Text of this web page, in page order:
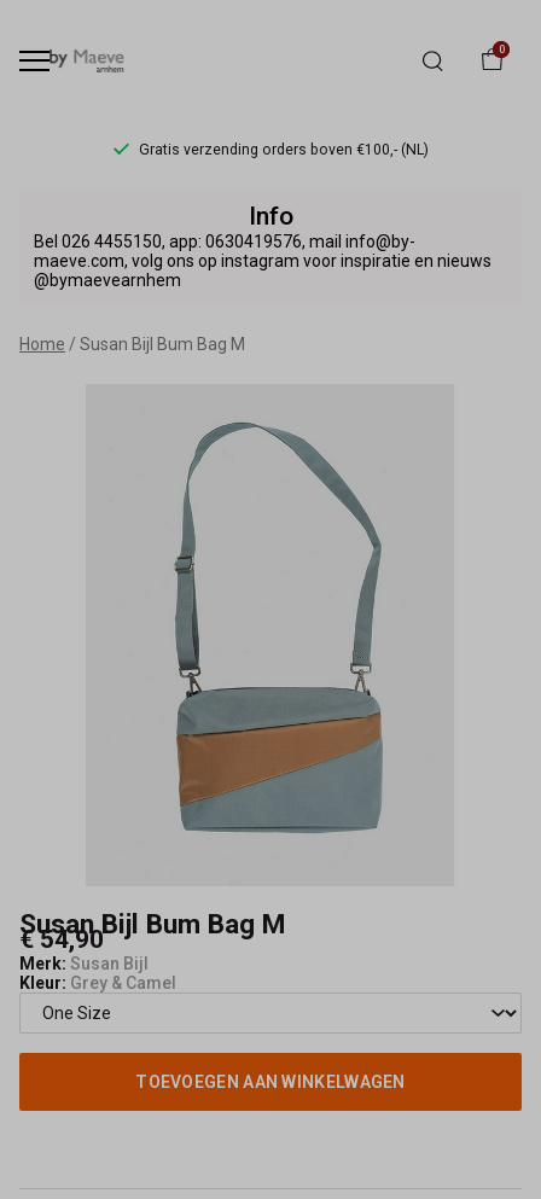
0
Gratis verzending orders boven €100,- (NL)
Bijl
Bum
Bag
Info
Bel 026 4455150, app: 0630419576, mail info@by-
maeve.com, volg ons op instagram voor inspiratie en nieuws
@bymaevearnhem
Home Susan Bijl Bum Bag M
Susan Bijl Bum Bag M
€ 54,90
Merk: Susan Bijl
Kleur: Grey & Camel
TOEVOEGEN AAN WINKELWAGEN